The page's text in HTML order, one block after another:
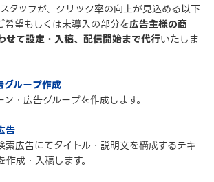
タッフが、クリック率の向上が見込める以下
希望もしくは未導入の部分を広告主様の商
せて設定・入稿、配信開始まで代行いたしま
グループ作成
・広告グループを作成します。
告
広告にてタイトル・説明文を構成するテキ
成・入稿します。